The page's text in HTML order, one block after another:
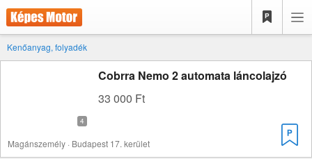
Kenőanyag, folyadék
Cobrra Nemo 2 automata láncolajzó
33 000 Ft
Magánszemély · Budapest 17. kerület